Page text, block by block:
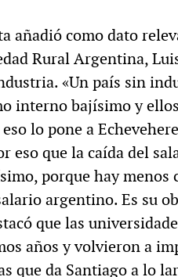
añadió como dato
Rural Argentina,
«Un país sin
interno bajísimo y
lo pone a
eso que la caída del
porque hay menos
argentino. Es su
que las
años y volvieron a
que da Santiago a lo